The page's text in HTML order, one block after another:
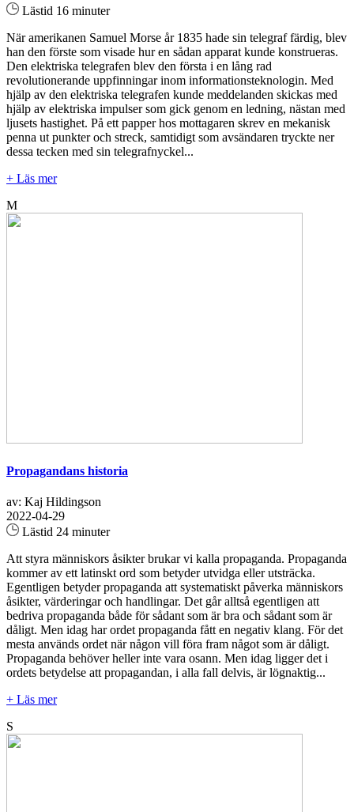
Lästid 16 minuter
När amerikanen Samuel Morse år 1835 hade sin telegraf färdig, blev
han den förste som visade hur en sådan apparat kunde konstrueras.
Den elektriska telegrafen blev den första i en lång rad
revolutionerande uppfinningar inom informationsteknologin. Med
hjälp av den elektriska telegrafen kunde meddelanden skickas med
hjälp av elektriska impulser som gick genom en ledning, nästan med
ljusets hastighet. På ett papper hos mottagaren skrev en mekanisk
penna ut punkter och streck, samtidigt som avsändaren tryckte ner
dessa tecken med sin telegrafnyckel...
+ Läs mer
M
Propagandans historia
av: Kaj Hildingson
2022-04-29
Lästid 24 minuter
Att styra människors åsikter brukar vi kalla propaganda. Propaganda
kommer av ett latinskt ord som betyder utvidga eller utsträcka.
Egentligen betyder propaganda att systematiskt påverka människors
åsikter, värderingar och handlingar. Det går alltså egentligen att
bedriva propaganda både för sådant som är bra och sådant som är
dåligt. Men idag har ordet propaganda fått en negativ klang. För det
mesta används ordet när någon vill föra fram något som är dåligt.
Propaganda behöver heller inte vara osann. Men idag ligger det i
ordets betydelse att propagandan, i alla fall delvis, är lögnaktig...
+ Läs mer
S